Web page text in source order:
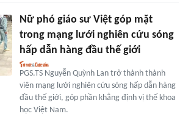
Nữ phó giáo sư Việt góp mặt
trong mạng lưới nghiên cứu sóng
hấp dẫn hàng đầu thế giới
PGS.TS Nguyễn Quỳnh Lan trở thành thành
viên mạng lưới nghiên cứu sóng hấp dẫn hàng
đầu thế giới, góp phần khẳng định vị thế khoa
học Việt Nam.